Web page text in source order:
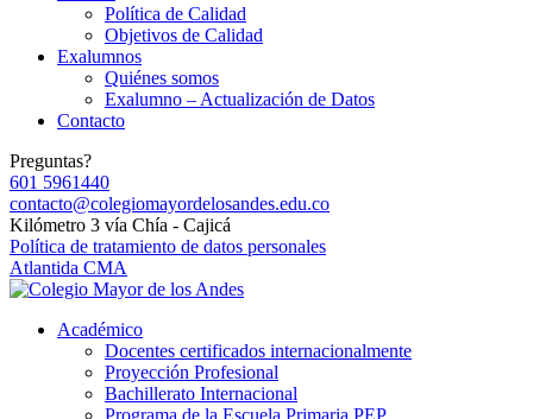
Política de Calidad
Objetivos de Calidad
Exalumnos
Quiénes somos
Exalumno – Actualización de Datos
Contacto
Preguntas?
601 5961440
contacto@colegiomayordelosandes.edu.co
Kilómetro 3 vía Chía - Cajicá
Política de tratamiento de datos personales
Atlantida CMA
Académico
Docentes certificados internacionalmente
Proyección Profesional
Bachillerato Internacional
Programa de la Escuela Primaria PEP